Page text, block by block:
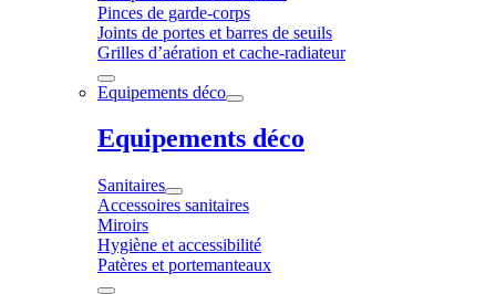
Pinces de garde-corps
Joints de portes et barres de seuils
Grilles d’aération et cache-radiateur
Equipements déco
Equipements déco
Sanitaires
Accessoires sanitaires
Miroirs
Hygiène et accessibilité
Patères et portemanteaux